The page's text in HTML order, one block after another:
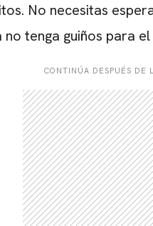
No necesitas
tenga guiños para
CONTINÚA DESPUÉS DE